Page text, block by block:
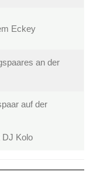
Eckey
an der
auf der
DJ Kolo